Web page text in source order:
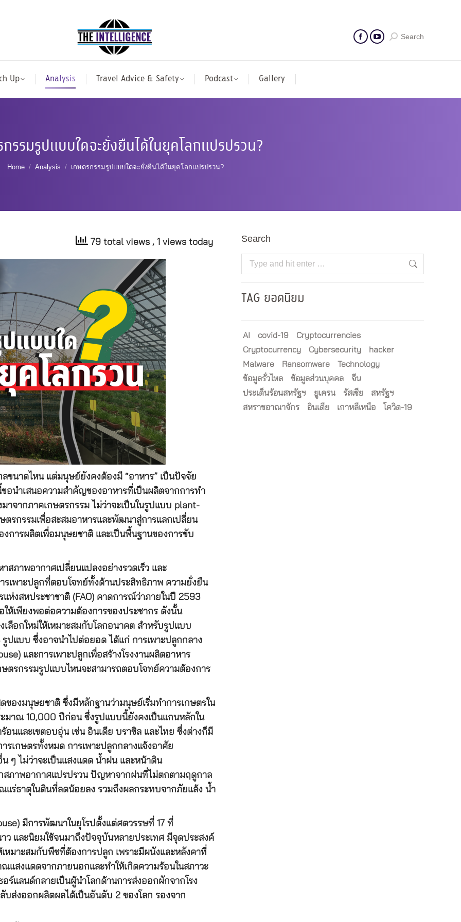
Search
Up Analysis Travel Advice & Safety Podcast Gallery
รรมรูปแบบใดจะยั่งยืนได้ในยุคโลกแปรปรวน?
You are here:
Home Analysis เกษตรกรรมรูปแบบใดจะยั่งยืนได้ในยุคโลกแปรปรวน?
79 total views , 1 views today
ขนาดไหน แต่มนุษย์ยังคงต้องมี “อาหาร” เป็นปัจจัย
นำเสนอความสำคัญของอาหารที่เป็นผลิตจากการทำ
าจากภาคเกษตรกรรม ไม่ว่าจะเป็นในรูปแบบ plant-
รกรรมเพื่อสะสมอาหารและพัฒนาสู่การแลกเปลี่ยน
การผลิตเพื่อมนุษยชาติ และเป็นพื้นฐานของการขับ
ภาพอากาศเปลี่ยนแปลงอย่างรวดเร็ว และ
รเพาะปลูกที่ตอบโจทย์ทั้งด้านประสิทธิภาพ ความยั่งยืน
ห่งสหประชาชาติ (FAO) คาดการณ์ว่าภายในปี 2593
ห้เพียงพอต่อความต้องการของประชากร ดังนั้น
ลือกใหม่ให้เหมาะสมกับโลกอนาคต สำหรับรูปแบบ
ปแบบ ซึ่งอาจนำไปต่อยอด ได้แก่ การเพาะปลูกกลาง
และการเพาะปลูกเพื่อสร้างโรงงานผลิตอาหาร
ตรกรรมรูปแบบไหนจะสามารถตอบโจทย์ความต้องการ
ของมนุษยชาติ ซึ่งมีหลักฐานว่ามนุษย์เริ่มทำการเกษตรใน
มาณ 10,000 ปีก่อน ซึ่งรูปแบบนี้ยังคงเป็นแกนหลักใน
อนและเขตอบอุ่น เช่น อินเดีย บราซิล และไทย ซึ่งต่างก็มี
เกษตรทั้งหมด การเพาะปลูกกลางแจ้งอาศัย
ๆ ไม่ว่าจะเป็นแสงแดด น้ำฝน และหน้าดิน
สภาพอากาศแปรปรวน ปัญหาจากฝนที่ไม่ตกตามฤดูกาล
ร่ธาตุในดินที่ลดน้อยลง รวมถึงผลกระทบจากภัยแล้ง น้ำ
มีการพัฒนาในยุโรปตั้งแต่ศตวรรษที่ 17 ที่
ว และนิยมใช้จนมาถึงปัจจุบันหลายประเทศ มีจุดประสงค์
มาะสมกับพืชที่ต้องการปลูก เพราะมีผนังและหลังคาที่
สงแดดจากภายนอกและทำให้เกิดความร้อนในสภาวะ
ร์แลนด์กลายเป็นผู้นำโลกด้านการส่งออกผักจากโรง
บส่งออกผลิตผลได้เป็นอันดับ 2 ของโลก รองจาก
Search
Search:
TAG ยอดนิยม
AI covid-19
Cryptocurrencies
Cryptocurrency
Cybersecurity
hacker
Malware
Ransomware
Technology
ข้อมูลรั่วไหล
ข้อมูลส่วนบุคคล
จีน
ประเด็นร้อนสหรัฐฯ
ยูเครน รัสเซีย
สหรัฐฯ
สหราชอาณาจักร
อินเดีย เกาหลีเหนือ โควิด-19